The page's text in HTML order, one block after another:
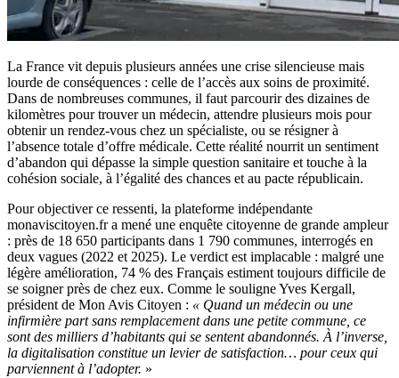
La France vit depuis plusieurs années une crise silencieuse mais
lourde de conséquences : celle de l’accès aux soins de proximité.
Dans de nombreuses communes, il faut parcourir des dizaines de
kilomètres pour trouver un médecin, attendre plusieurs mois pour
obtenir un rendez-vous chez un spécialiste, ou se résigner à
l’absence totale d’offre médicale. Cette réalité nourrit un sentiment
d’abandon qui dépasse la simple question sanitaire et touche à la
cohésion sociale, à l’égalité des chances et au pacte républicain.
Pour objectiver ce ressenti, la plateforme indépendante
monaviscitoyen.fr a mené une enquête citoyenne de grande ampleur
: près de 18 650 participants dans 1 790 communes, interrogés en
deux vagues (2022 et 2025). Le verdict est implacable : malgré une
légère amélioration, 74 % des Français estiment toujours difficile de
se soigner près de chez eux. Comme le souligne Yves Kergall,
président de Mon Avis Citoyen : « Quand un médecin ou une
infirmière part sans remplacement dans une petite commune, ce
sont des milliers d’habitants qui se sentent abandonnés. À l’inverse,
la digitalisation constitue un levier de satisfaction… pour ceux qui
parviennent à l’adopter. »